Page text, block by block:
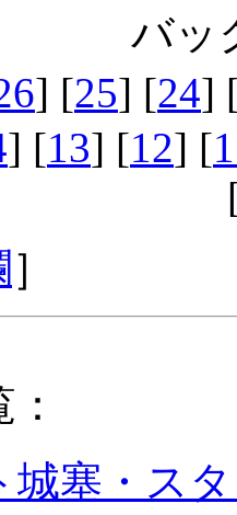
バッ
] [25] [24]
] [13] [12] [
］
城塞・ス